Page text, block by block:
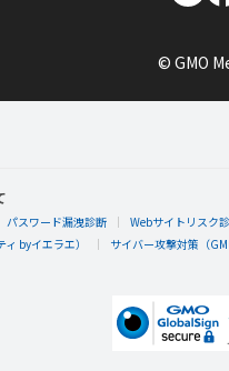
© GMO
パスワード漏洩診断 Webサイトリスク
byイエラエ） サイバー攻撃対策（